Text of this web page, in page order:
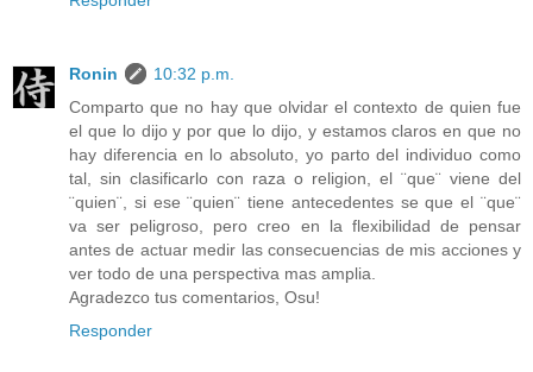
Ronin
10:32 p.m.
Comparto que no hay que olvidar el contexto de quien fue
el que lo dijo y por que lo dijo, y estamos claros en que no
hay diferencia en lo absoluto, yo parto del individuo como
tal, sin clasificarlo con raza o religion, el ¨que¨ viene del
¨quien¨, si ese ¨quien¨ tiene antecedentes se que el ¨que¨
va ser peligroso, pero creo en la flexibilidad de pensar
antes de actuar medir las consecuencias de mis acciones y
ver todo de una perspectiva mas amplia.
Agradezco tus comentarios, Osu!
Responder